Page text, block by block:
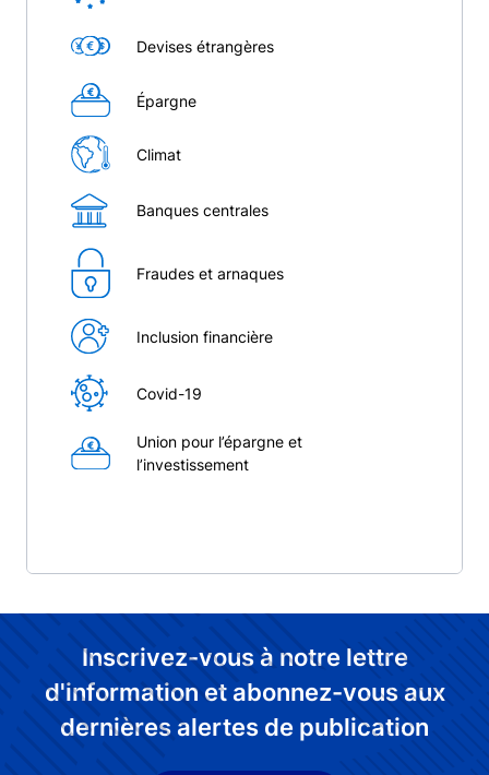
Devises étrangères
Épargne
Climat
Banques centrales
Fraudes et arnaques
Inclusion financière
Covid-19
Union pour l’épargne et
l’investissement
Inscrivez-vous à notre lettre
d'information et abonnez-vous aux
dernières alertes de publication